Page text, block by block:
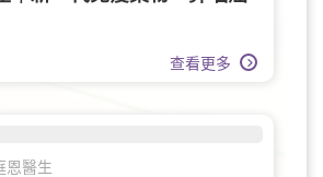
查看更多
恩醫生